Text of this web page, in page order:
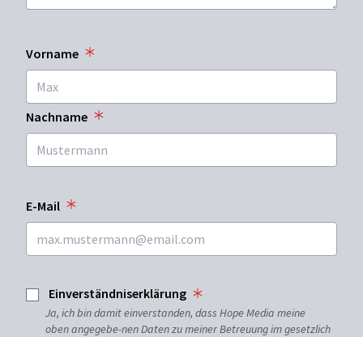
Vorname
Nachname
E-Mail
Einverständniserklärung
Ja, ich bin damit einverstanden, dass Hope Media meine
oben angegebe-nen Daten zu meiner Betreuung im gesetzlich